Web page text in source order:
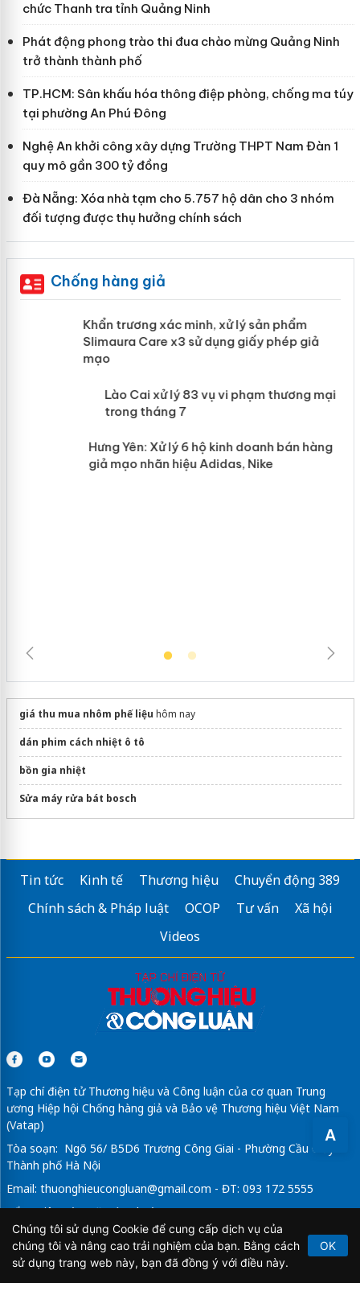
A
chức Thanh tra tỉnh Quảng Ninh
Phát động phong trào thi đua chào mừng Quảng Ninh
trở thành thành phố
TP.HCM: Sân khấu hóa thông điệp phòng, chống ma túy
tại phường An Phú Đông
Nghệ An khởi công xây dựng Trường THPT Nam Đàn 1
quy mô gần 300 tỷ đồng
Đà Nẵng: Xóa nhà tạm cho 5.757 hộ dân cho 3 nhóm
đối tượng được thụ hưởng chính sách
Chống hàng giả
Khẩn trương xác minh, xử lý sản phẩm
Slimaura Care x3 sử dụng giấy phép giả
mạo
Lào Cai xử lý 83 vụ vi phạm thương
mại trong tháng 7
giá thu mua nhôm phế liệu hôm nay
dán phim cách nhiệt ô tô
bồn gia nhiệt
Sửa máy rửa bát bosch
Tin tức Kinh tế Thương hiệu
Chuyển động 389
Chính sách & Pháp luật
OCOP Tư vấn
Xã hội
Videos
Tạp chí điện tử Thương hiệu và Công luận của cơ quan Trung
ương Hiệp hội Chống hàng giả và Bảo vệ Thương hiệu Việt Nam
(Vatap)
Tòa soạn: Ngõ 56/ B5D6 Trương Công Giai - Phường Cầu Giấy -
Thành phố Hà Nội
Email: thuonghieucongluan@gmail.com - ĐT: 093 172 5555
Tổng Biên Tập: Vũ Đức Thuận
Giấy phép hoạt động báo chí điện tử số 64/GP-BTTTT do Bộ
Thông tin và Truyền thông cấp ngày 21/2/2020.
Chúng tôi sử dụng Cookie để cung cấp dịch vụ của
chúng tôi và nâng cao trải nghiệm của bạn. Bằng cách
sử dụng trang web này, bạn đã đồng ý với điều này.
OK